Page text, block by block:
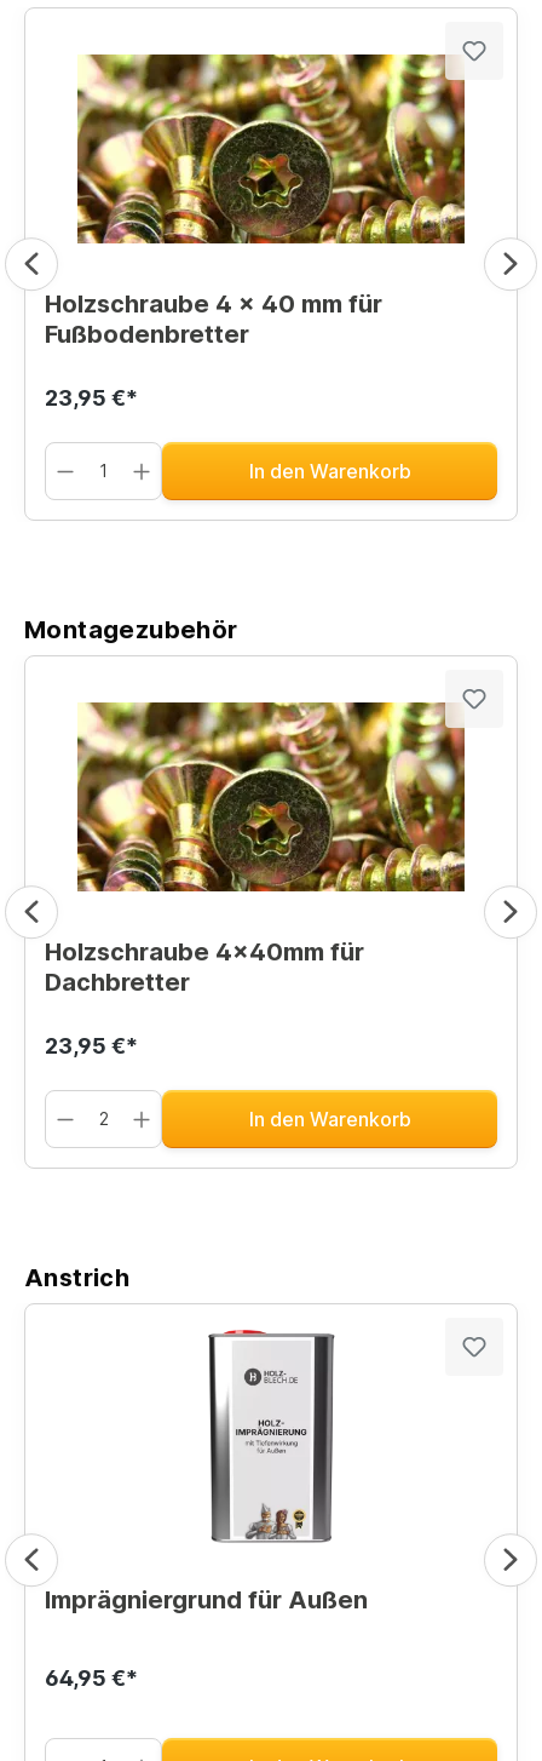
Holzschraube 4 x 40 mm für
Fußbodenbretter
23,95 €*
In den Warenkorb
Montagezubehör
Holzschraube 4x40mm für
Dachbretter
23,95 €*
In den Warenkorb
Anstrich
Imprägniergrund für Außen
64,95 €*